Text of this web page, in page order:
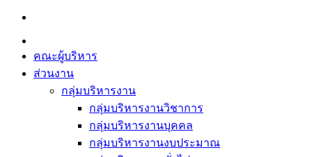
Skip
content
คณะผู้บริหาร
ส่วนงาน
กลุ่มบริหารงาน
กลุ่มบริหารงานวิชาการ
กลุ่มบริหารงานบุคคล
กลุ่มบริหารงานงบประมาณ